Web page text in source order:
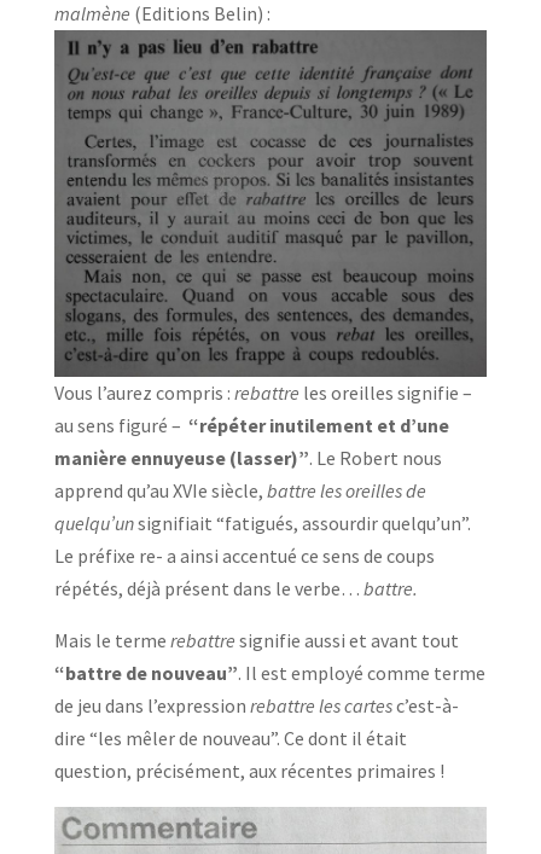
malmène (Editions Belin) :
Vous l’aurez compris : rebattre les oreilles signifie –
au sens figuré – “répéter inutilement et d’une
manière ennuyeuse (lasser)”. Le Robert nous
apprend qu’au XVIe siècle, battre les oreilles de
quelqu’unsignifiait “fatigués, assourdir quelqu’un”.
Le préfixe re- a ainsi accentué ce sens de coups
répétés, déjà présent dans le verbe… battre.
Mais le terme rebattre signifie aussi et avant tout
“battre de nouveau”. Il est employé comme terme
de jeu dans l’expression rebattre les cartesc’est-à-
dire “les mêler de nouveau”. Ce dont il était
question, précisément, aux récentes primaires !